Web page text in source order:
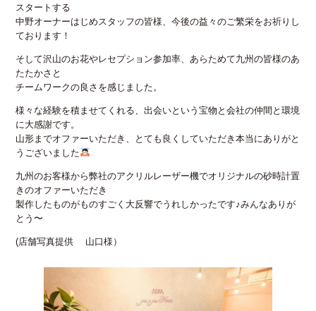
スタートする
中野オーナーはじめスタッフの皆様、今後の益々のご繁栄をお祈りし
ております！
そして沢山のお花やレセプション参加率、あらためて九州の皆様のあ
たたかさと
チームワークの良さを感じました。
様々な経験を積ませてくれる、出会いという宝物と会社の仲間と環境
に大感謝です。
山形までオファーいただき、とても良くしていただき本当にありがと
うございました
九州のお客様から弊社のアクリルレーザー機でオリジナルの砂時計置
きのオファーいただき
製作したものがものすごく大反響でうれしかったです♪みんなありが
とう〜
(店舗写真提供 山口様）